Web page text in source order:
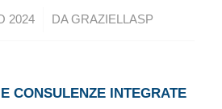
2024 DAGRAZIELLASP
CONSULENZE INTEGRATE